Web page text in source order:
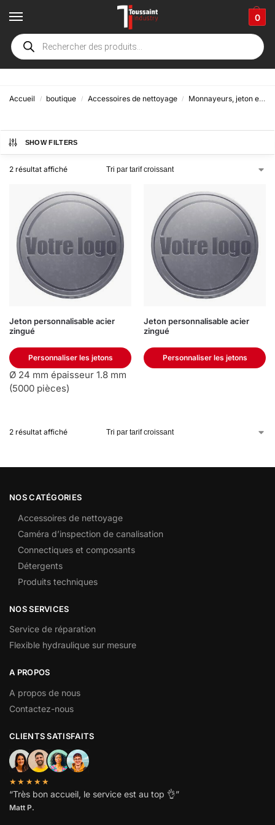
0
Zinc
Accueil / boutique / Accessoires de nettoyage / Monnayeurs, jeton et accessoires
SHOW FILTERS
2 résultat affiché
Jeton personnalisable acier
zingué
Personnaliser les jetons
Ø 24 mm épaisseur 1.8 mm
(5000 pièces)
Jeton personnalisable acier
zingué
Personnaliser les jetons
2 résultat affiché
NOS CATÉGORIES
Accessoires de nettoyage
Caméra d’inspection de canalisation
Connectiques et composants
Détergents
Produits techniques
NOS SERVICES
Service de réparation
Flexible hydraulique sur mesure
A PROPOS
A propos de nous
Contactez-nous
CLIENTS SATISFAITS
★★★★★
“Très bon accueil, le service est au top 👌”
Matt P.